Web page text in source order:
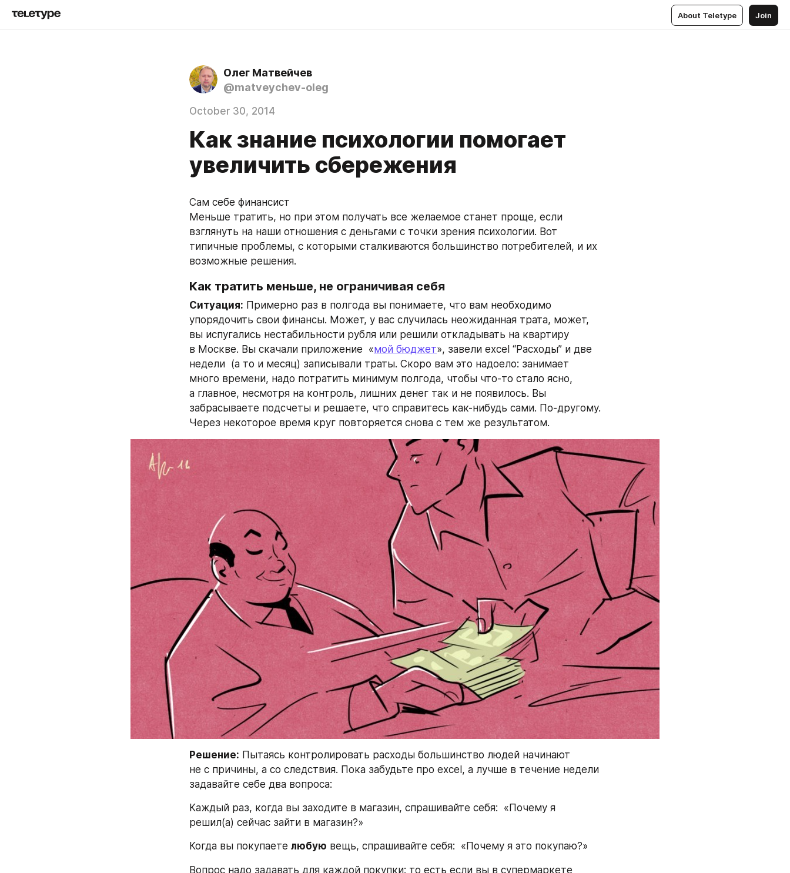
About Teletype Join
Олег Матвейчев
@matveychev-oleg
October 30, 2014
Как знание психологии помогает
увеличить сбережения
Сам себе финансист
Меньше тратить, но при этом получать все желаемое станет проще, если
взглянуть на наши отношения с деньгами с точки зрения психологии. Вот
типичные проблемы, с которыми сталкиваются большинство потребителей, и их
возможные решения.
Как тратить меньше, не ограничивая себя
Ситуация: Примерно раз в полгода вы понимаете, что вам необходимо
упорядочить свои финансы. Может, у вас случилась неожиданная трата, может,
вы испугались нестабильности рубля или решили откладывать на квартиру
в Москве. Вы скачали приложение  «​мой бюджет», завели excel “Расходы” и две
недели  (а то и месяц) записывали траты. Скоро вам это надоело: занимает
много времени, надо потратить минимум полгода, чтобы что-то стало ясно,
а главное, несмотря на контроль, лишних денег так и не появилось. Вы
забрасываете подсчеты и решаете, что справитесь как-нибудь сами. По-другому.
Через некоторое время круг повторяется снова с тем же результатом.
Решение: Пытаясь контролировать расходы большинство людей начинают
не с причины, а со следствия. Пока забудьте про excel, а лучше в течение недели
задавайте себе два вопроса:
Каждый раз, когда вы заходите в магазин, спрашивайте себя:  «Почему я
решил(а) сейчас зайти в магазин?»
Когда вы покупаете любую вещь, спрашивайте себя:  «Почему я это покупаю?»
Вопрос надо задавать для каждой покупки: то есть если вы в супермаркете